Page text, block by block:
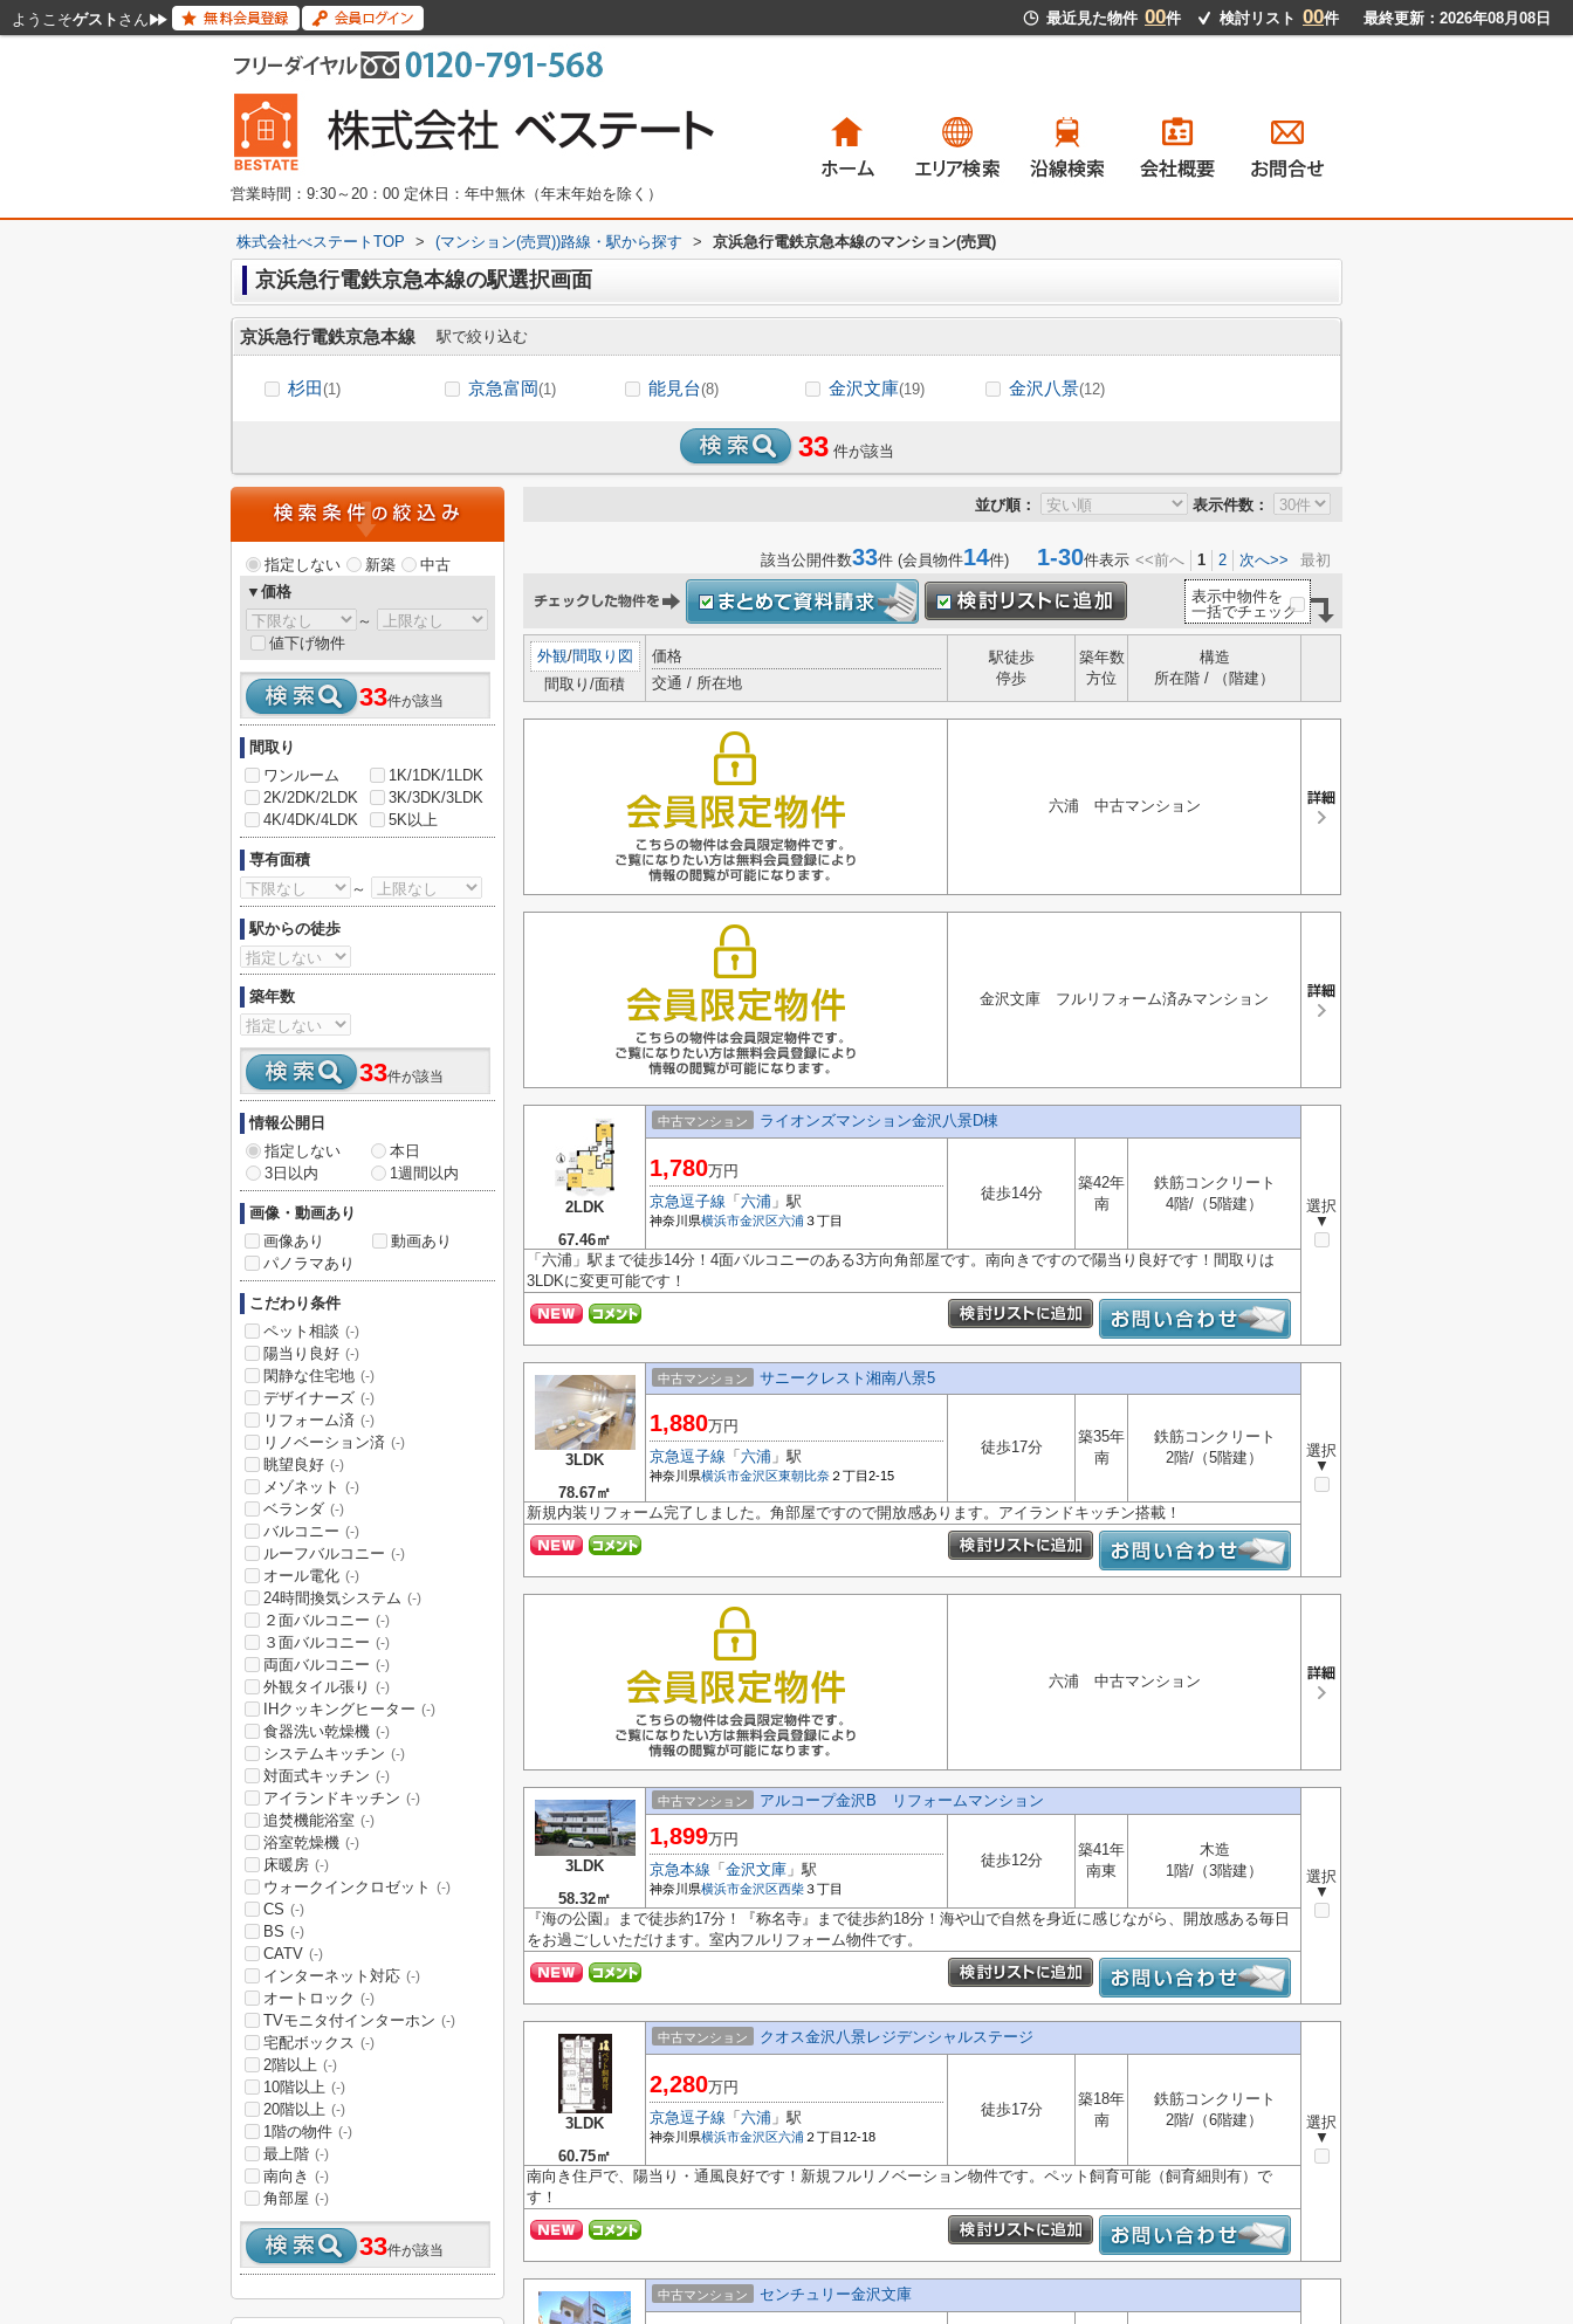
ようこそゲスト さん 最近見た物件 00件 検討リスト 00件 最終更新：2026年08月08日
一戸建て
マンション
土地
賃貸物件
営業時間：9:30～20：00 定休日：年中無休（年末年始を除く）
株式会社べステートTOP > (マンション(売買))路線・駅から探す > 京浜急行電鉄京急本線のマンション(売買)
京浜急行電鉄京急本線の駅選択画面
京浜急行電鉄京急本線 駅で絞り込む
杉田(1) 京急富岡(1) 能見台(8) 金沢文庫(19) 金沢八景(12)
33 件が該当
並び順： 表示件数：
該当公開件数33件 (会員物件14件) 1-30件表示 <<前へ 1 2 次へ>> 最初
表示中物件を
一括でチェック
外観/間取り図
間取り/面積
価格
交通 / 所在地
駅徒歩
停歩
築年数
方位
構造
所在階 / （階建）
六浦 中古マンション
金沢文庫 フルリフォーム済みマンション
2LDK
67.46㎡
中古マンション ライオンズマンション金沢八景D棟
選択
▼
1,780万円
京急逗子線 「 六浦 」駅
神奈川県横浜市金沢区六浦３丁目
徒歩14分
築42年
南
鉄筋コンクリート
4階/（5階建）
「六浦」駅まで徒歩14分！4面バルコニーのある3方向角部屋です。南向きですので陽当り良好です！間取りは
3LDKに変更可能です！
3LDK
78.67㎡
中古マンション サニークレスト湘南八景5
選択
▼
1,880万円
京急逗子線 「 六浦 」駅
神奈川県横浜市金沢区東朝比奈 ２丁目2-15
徒歩17分
築35年
南
鉄筋コンクリート
2階/（5階建）
新規内装リフォーム完了しました。角部屋ですので開放感あります。アイランドキッチン搭載！
六浦 中古マンション
3LDK
58.32㎡
中古マンション アルコープ金沢B リフォームマンション
選択
▼
1,899万円
京急本線 「 金沢文庫 」駅
神奈川県横浜市金沢区西柴３丁目
徒歩12分
築41年
南東
木造
1階/（3階建）
『海の公園』まで徒歩約17分！『称名寺』まで徒歩約18分！海や山で自然を身近に感じながら、開放感ある毎日
をお過ごしいただけます。室内フルリフォーム物件です。
3LDK
60.75㎡
中古マンション クオス金沢八景レジデンシャルステージ
選択
▼
2,280万円
京急逗子線 「 六浦 」駅
神奈川県横浜市金沢区六浦 ２丁目12-18
徒歩17分
築18年
南
鉄筋コンクリート
2階/（6階建）
南向き住戸で、陽当り・通風良好です！新規フルリノベーション物件です。ペット飼育可能（飼育細則有）で
す！
中古マンション センチュリー金沢文庫
指定しない 新築
中古
▼価格
～
値下げ物件
33件が該当
間取り
ワンルーム
1K/1DK/1LDK
2K/2DK/2LDK
3K/3DK/3LDK
4K/4DK/4LDK
5K以上
専有面積
～
駅からの徒歩
築年数
33件が該当
情報公開日
指定しない
本日
3日以内
1週間以内
画像・動画あり
画像あり
動画あり
パノラマあり
こだわり条件
ペット相談 (-)
陽当り良好 (-)
閑静な住宅地 (-)
デザイナーズ (-)
リフォーム済 (-)
リノベーション済 (-)
眺望良好 (-)
メゾネット (-)
ベランダ (-)
バルコニー (-)
ルーフバルコニー (-)
オール電化 (-)
24時間換気システム (-)
２面バルコニー (-)
３面バルコニー (-)
両面バルコニー (-)
外観タイル張り (-)
IHクッキングヒーター (-)
食器洗い乾燥機 (-)
システムキッチン (-)
対面式キッチン (-)
アイランドキッチン (-)
追焚機能浴室 (-)
浴室乾燥機 (-)
床暖房 (-)
ウォークインクロゼット (-)
CS (-)
BS (-)
CATV (-)
インターネット対応 (-)
オートロック (-)
TVモニタ付インターホン (-)
宅配ボックス (-)
2階以上 (-)
10階以上 (-)
20階以上 (-)
1階の物件 (-)
最上階 (-)
南向き (-)
角部屋 (-)
33件が該当